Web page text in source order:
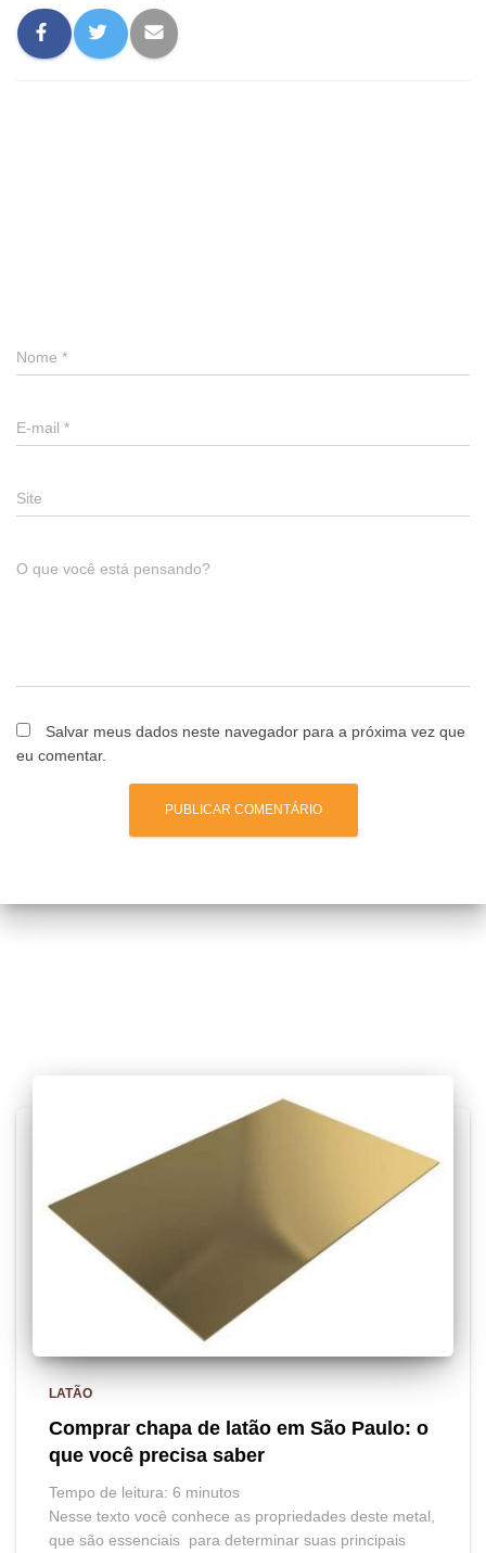
Nome *
E-mail *
Site
O que você está pensando?
Salvar meus dados neste navegador para a próxima vez que
eu comentar.
LATÃO
Comprar chapa de latão em São Paulo: o
que você precisa saber
Tempo de leitura: 6 minutos
Nesse texto você conhece as propriedades deste metal,
que são essenciais para determinar suas principais